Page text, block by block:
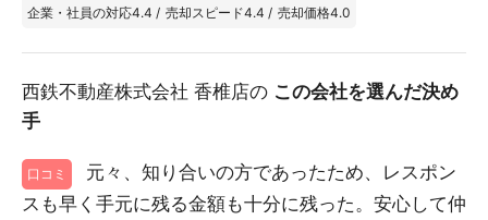
企業・社員の対応4.4 / 売却スピード4.4 / 売却価格4.0
西鉄不動産株式会社 香椎店の この会社を選んだ決め
手
口コミ
元々、知り合いの方であったため、レスポン
スも早く手元に残る金額も十分に残った。安心して仲